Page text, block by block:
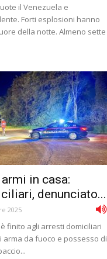
il Venezuela e
Forti esplosioni hanno
della notte. Almeno sette
in casa:
denunciato...
2025
finito agli arresti domiciliari
arma da fuoco e possesso di